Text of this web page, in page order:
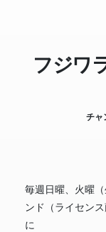
フジワ
チャ
毎週日曜、火曜
ンド（ライセン
に